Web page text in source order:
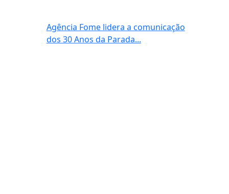
Agência Fome lidera a comunicação
dos 30 Anos da Parada...